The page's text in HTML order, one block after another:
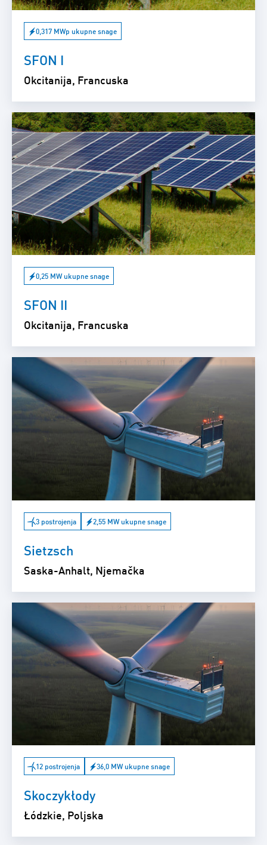
0,317 MWp ukupne snage
SFON I
Okcitanija, Francuska
0,25 MW ukupne snage
SFON II
Okcitanija, Francuska
3 postrojenja 2,55 MW ukupne snage
Sietzsch
Saska-Anhalt, Njemačka
12 postrojenja 36,0 MW ukupne snage
Skoczykłody
Łódzkie, Poljska